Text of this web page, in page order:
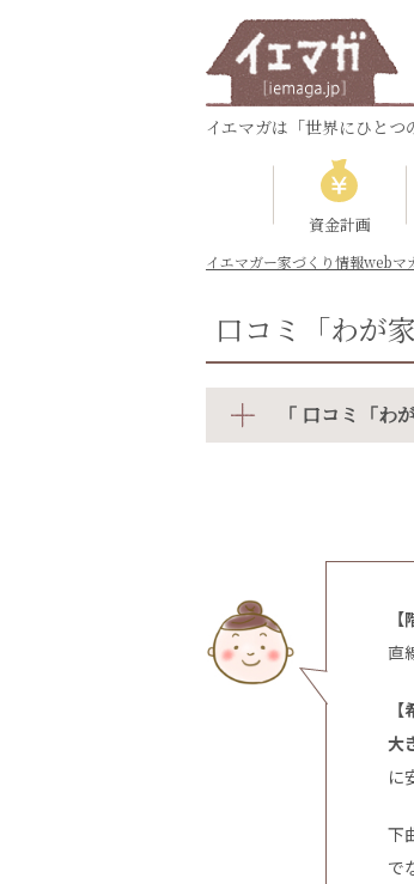
イエマガは「世界にひとつ
資金計画
イエマガー家づくり情報webマ
口コミ「わが
「 口コミ「わ
直
大
に
下
で